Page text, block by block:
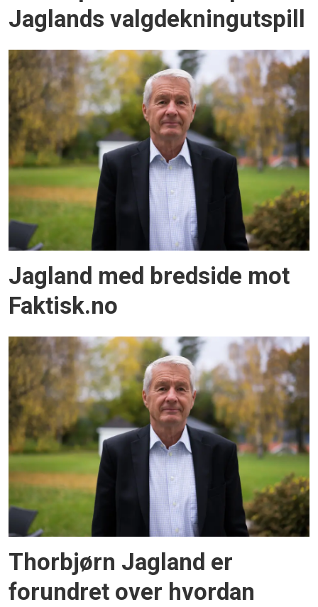
Jaglands valgdekningutspill
Jagland med bredside mot
Faktisk.no
Thorbjørn Jagland er
forundret over hvordan